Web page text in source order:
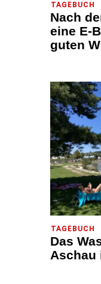
TAGEBUCH
Nach
eine E-
guten
TAGEBUCH
Das
Aschau